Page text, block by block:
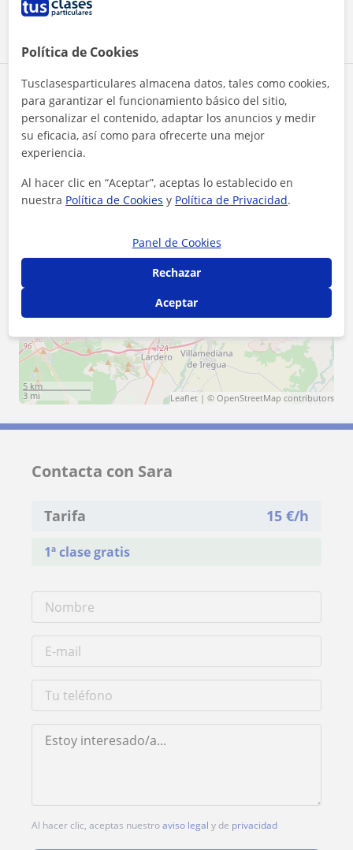
Zona de Sara
Localidades a las que se desplaza para dar clase
Alberite
Villamediana de Iregua
5 km
3 mi
Leaflet | © OpenStreetMap contributors
Contacta con Sara
Tarifa 15 €/h
1ª clase gratis
Al hacer clic, aceptas nuestroaviso legal y de privacidad
Política de Cookies
Tusclasesparticulares almacena datos, tales como cookies,
para garantizar el funcionamiento básico del sitio,
personalizar el contenido, adaptar los anuncios y medir
su eficacia, así como para ofrecerte una mejor
experiencia.
Al hacer clic en “Aceptar”, aceptas lo establecido en
nuestra Política de Cookies y Política de Privacidad.
Panel de Cookies
Rechazar
Aceptar